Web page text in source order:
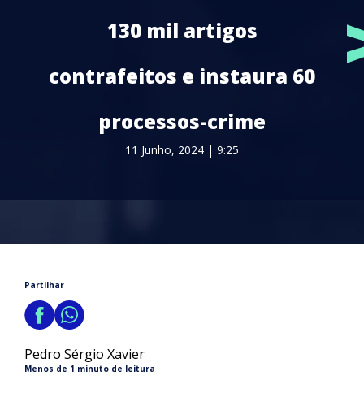
130 mil artigos
contrafeitos e instaura 60
processos-crime
11 Junho, 2024 | 9:25
Partilhar
Pedro Sérgio Xavier
Menos de 1 minuto de leitura